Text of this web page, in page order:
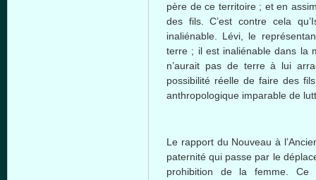
père de ce territoire ; et en
des fils. C’est contre cela
inaliénable. Lévi, le
terre ; il est inaliénable dans la
n’aurait pas de terre à lui
possibilité réelle de faire des
anthropologique imparable de
Le rapport du Nouveau à
paternité qui passe par le
prohibition de la femme.